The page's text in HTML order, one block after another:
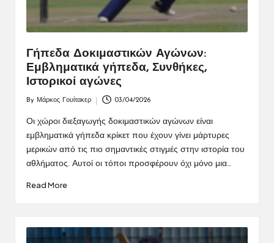
Γήπεδα Δοκιμαστικών Αγώνων:
Εμβληματικά γήπεδα, Συνθήκες,
Ιστορικοί αγώνες
by
By Μάρκος Γουίτακερ 03/04/2026
Οι χώροι διεξαγωγής δοκιμαστικών αγώνων είναι
εμβληματικά γήπεδα κρίκετ που έχουν γίνει μάρτυρες
μερικών από τις πιο σημαντικές στιγμές στην ιστορία του
αθλήματος. Αυτοί οι τόποι προσφέρουν όχι μόνο μια…
Read More